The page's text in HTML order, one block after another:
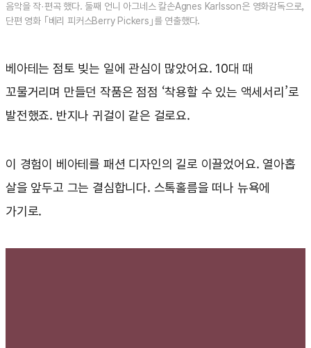
음악을 작·편곡 했다. 둘째 언니 아그네스 칼손Agnes Karlsson은 영화감독으로,
단편 영화 ｢베리 피커스Berry Pickers｣를 연출했다.
베아테는 점토 빚는 일에 관심이 많았어요. 10대 때
꼬물거리며 만들던 작품은 점점 ‘착용할 수 있는 액세서리’로
발전했죠. 반지나 귀걸이 같은 걸로요.
이 경험이 베아테를 패션 디자인의 길로 이끌었어요. 열아홉
살을 앞두고 그는 결심합니다. 스톡홀름을 떠나 뉴욕에
가기로.